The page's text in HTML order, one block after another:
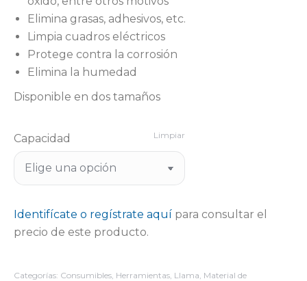
Elimina grasas, adhesivos, etc.
Limpia cuadros eléctricos
Protege contra la corrosión
Elimina la humedad
Disponible en dos tamaños
Capacidad Limpiar
Identifícate o regístrate aquí para consultar el
precio de este producto.
Categorías: Consumibles, Herramientas, Llama, Material de